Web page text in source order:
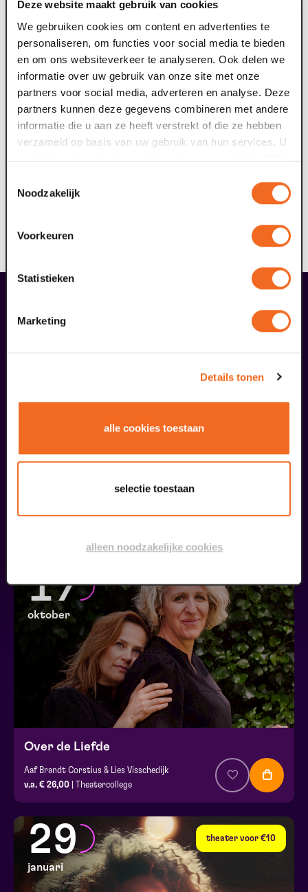
Deze website maakt gebruik van cookies
We gebruiken cookies om content en advertenties te
personaliseren, om functies voor social media te bieden
en om ons websiteverkeer te analyseren. Ook delen we
informatie over uw gebruik van onze site met onze
partners voor social media, adverteren en analyse. Deze
partners kunnen deze gegevens combineren met andere
informatie die u aan ze heeft verstrekt of die ze hebben
verzameld op basis van uw gebruik van hun services. U
gaat akkoord met onze cookies als u onze website blijft
Noodzakelijk
Voorkeuren
Statistieken
Marketing
Details tonen
alle cookies toestaan
selectie toestaan
alleen noodzakelijke cookies
BACKSTAGE
11
Openhartig over zelfdoding
17
oktober
Over de Liefde
Aaf Brandt Corstius & Lies Visschedijk
v.a. € 26,00 | Theatercollege
theater voor €10
29
januari